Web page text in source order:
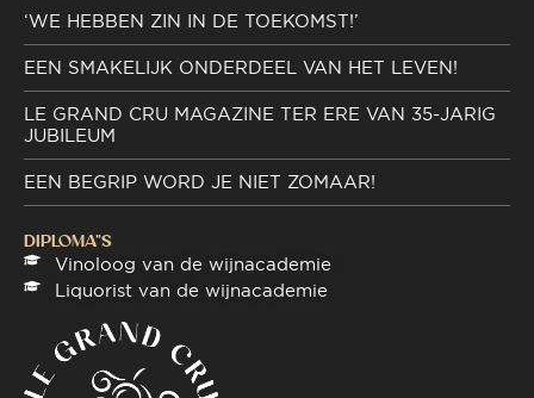
‘WE HEBBEN ZIN IN DE TOEKOMST!’
EEN SMAKELIJK ONDERDEEL VAN HET LEVEN!
LE GRAND CRU MAGAZINE TER ERE VAN 35-JARIG
JUBILEUM
EEN BEGRIP WORD JE NIET ZOMAAR!
DIPLOMA"S
Vinoloog van de wijnacademie
Liquorist van de wijnacademie